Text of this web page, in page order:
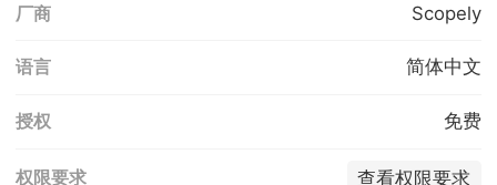
厂商 Scopely
语言 简体中文
授权 免费
权限要求 查看权限要求